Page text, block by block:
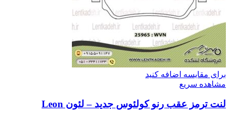
برای مقایسه اضافه کنید
مشاهده سریع
لنت ترمز عقب رنو کولئوس جدید – لئون Leon